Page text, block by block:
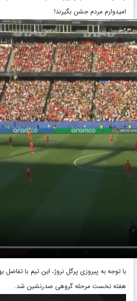
امیدوارم مردم جشن بگیرند!
با توجه به پیروزی پرگل نروژ، این تیم با تفاضل
هفته نخست مرحله گروهی صدرنشین شد.